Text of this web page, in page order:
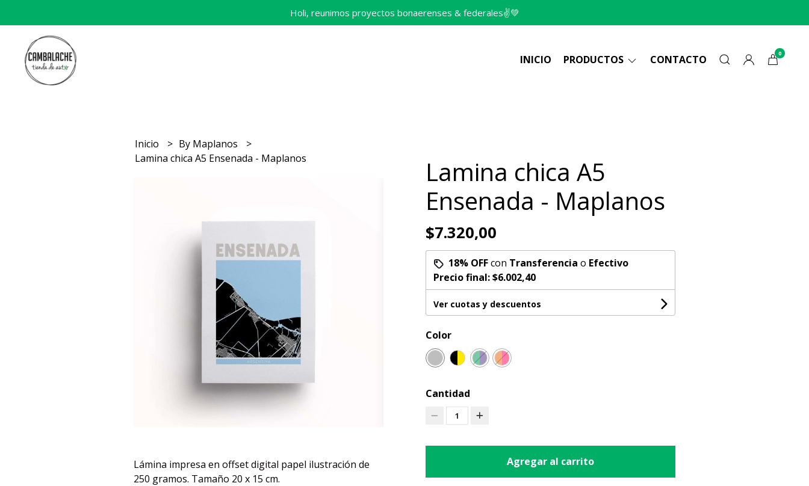
Holi, reunimos proyectos bonaerenses & federales✌️💚
INICIO PRODUCTOS CONTACTO 0
Inicio
By Maplanos
Lamina chica A5 Ensenada - Maplanos
Lámina impresa en offset digital papel ilustración de
250 gramos. Tamaño 20 x 15 cm.
Lamina chica A5
Ensenada - Maplanos
$7.320,00
18% OFFcon Transferencia o Efectivo
Precio final:$6.002,40
Ver cuotas y descuentos
Color
Cantidad
1
Agregar al carrito